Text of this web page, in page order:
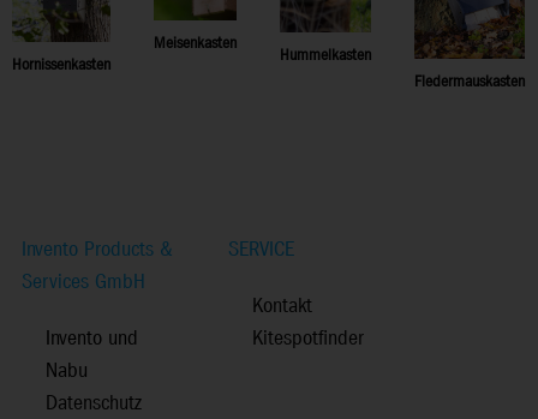
Hornissenkasten
Meisenkasten
Hummelkasten
Fledermauskasten
Invento Products &
Services GmbH
Invento und
Nabu
Datenschutz
SERVICE
Kontakt
Kitespotfinder